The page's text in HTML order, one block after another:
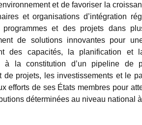
et de favoriser la
et organisations d’intégration
et des projets dans
de solutions innovantes pour
des capacités, la planification
à la constitution d’un pipeline de
de projets, les investissements et le
efforts de ses États membres pour
déterminées au niveau national